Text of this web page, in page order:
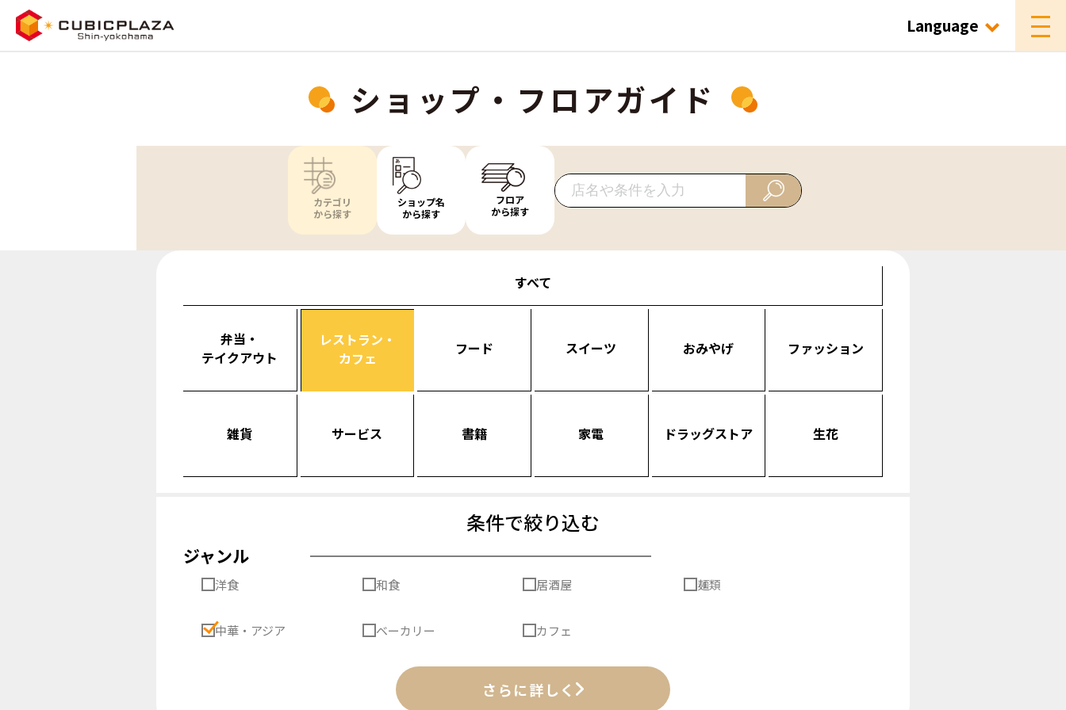
Language
ショップ・フロアガイド
カテゴリ
から探す
ショップ名
から探す
フロア
から探す
すべて
弁当・
テイクアウト
レストラン・
カフェ
フード スイーツ おみやげ ファッション
雑貨 サービス 書籍 家電 ドラッグストア 生花
条件で絞り込む
ジャンル
洋食 和食 居酒屋 麺類
中華・アジア ベーカリー カフェ
さらに詳しく